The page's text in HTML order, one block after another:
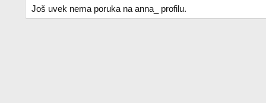
Još uvek nema poruka na anna_ profilu.